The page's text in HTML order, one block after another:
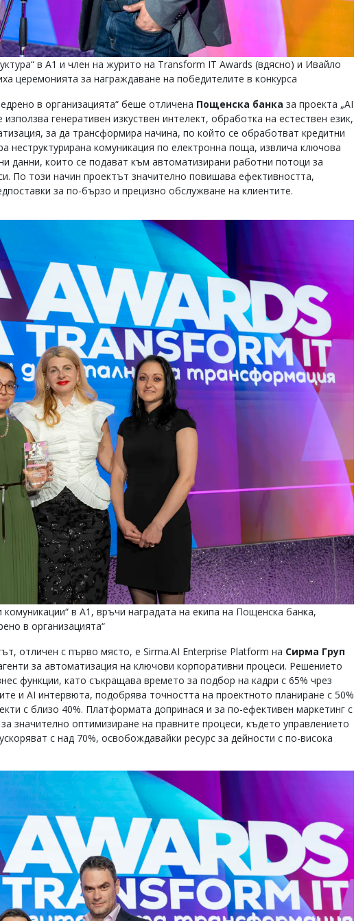
в А1 и член на журито на Transform IT Awards (вдясно) и Ивайло
церемонията за награждаване на победителите в конкурса
в организацията“ беше отличена Пощенска банка за проекта „AI
генеративен изкуствен интелект, обработка на естествен език,
за да трансформира начина, по който се обработват кредитни
неструктурирана комуникация по електронна поща, извлича ключова
данни, които се подават към автоматизирани работни потоци за
По този начин проектът значително повишава ефективността,
за по-бързо и прецизно обслужване на клиентите.
в А1, връчи наградата на екипа на Пощенска банка,
в организацията“
отличен с първо място, е Sirma.AI Enterprise Platform на Сирма Груп
за автоматизация на ключови корпоративни процеси. Решението
функции, като съкращава времето за подбор на кадри с 65% чрез
и AI интервюта, подобрява точността на проектното планиране с 50%
с близо 40%. Платформата допринася и за по-ефективен маркетинг с
значително оптимизиране на правните процеси, където управлението
с над 70%, освобождавайки ресурс за дейности с по-висока